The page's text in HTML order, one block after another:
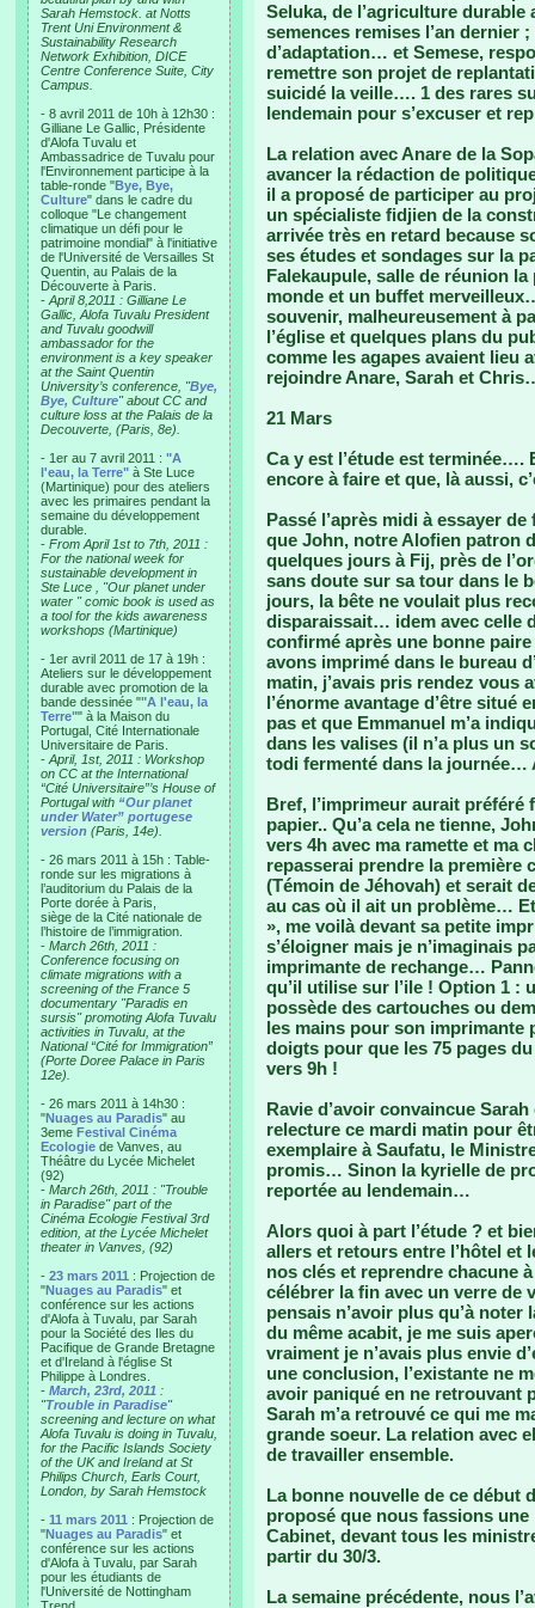
Sarah Hemstock. at Notts
Trent Uni Environment &
Sustainability Research
Network Exhibition, DICE
Centre Conference Suite, City
Campus.
- 8 avril 2011 de 10h à 12h30 :
Gilliane Le Gallic, Présidente
d'Alofa Tuvalu et
Ambassadrice de Tuvalu pour
l'Environnement participe à la
table-ronde "Bye, Bye,
Culture" dans le cadre du
colloque "Le changement
climatique un défi pour le
patrimoine mondial" à l'initiative
de l'Université de Versailles St
Quentin, au Palais de la
Découverte à Paris.
- April 8,2011 : Gilliane Le
Gallic, Alofa Tuvalu President
and Tuvalu goodwill
ambassador for the
environment is a key speaker
at the Saint Quentin
University’s conference, "Bye,
Bye, Culture" about CC and
culture loss at the Palais de la
Decouverte, (Paris, 8e).
- 1er au 7 avril 2011 : "A
l'eau, la Terre" à Ste Luce
(Martinique) pour des ateliers
avec les primaires pendant la
semaine du développement
durable.
- From April 1st to 7th, 2011 :
For the national week for
sustainable development in
Ste Luce , "Our planet under
water " comic book is used as
a tool for the kids awareness
workshops (Martinique)
- 1er avril 2011 de 17 à 19h :
Ateliers sur le développement
durable avec promotion de la
bande dessinée ""A l'eau, la
Terre"" à la Maison du
Portugal, Cité Internationale
Universitaire de Paris.
- April, 1st, 2011 : Workshop
on CC at the International
“Cité Universitaire”’s House of
Portugal with “Our planet
under Water” portugese
version (Paris, 14e).
- 26 mars 2011 à 15h : Table-
ronde sur les migrations à
l’auditorium du Palais de la
Porte dorée à Paris,
siège de la Cité nationale de
l’histoire de l’immigration.
- March 26th, 2011 :
Conference focusing on
climate migrations with a
screening of the France 5
documentary "Paradis en
sursis" promoting Alofa Tuvalu
activities in Tuvalu, at the
National “Cité for Immigration”
(Porte Doree Palace in Paris
12e).
- 26 mars 2011 à 14h30 :
"Nuages au Paradis" au
3eme Festival Cinéma
Ecologie de Vanves, au
Théâtre du Lycée Michelet
(92)
- March 26th, 2011 : "Trouble
in Paradise" part of the
Cinéma Ecologie Festival 3rd
edition, at the Lycée Michelet
theater in Vanves, (92)
- 23 mars 2011 : Projection de
"Nuages au Paradis" et
conférence sur les actions
d'Alofa à Tuvalu, par Sarah
pour la Société des Iles du
Pacifique de Grande Bretagne
et d'Ireland à l'église St
Philippe à Londres.
- March, 23rd, 2011 :
"Trouble in Paradise"
screening and lecture on what
Alofa Tuvalu is doing in Tuvalu,
for the Pacific Islands Society
of the UK and Ireland at St
Philips Church, Earls Court,
London, by Sarah Hemstock
- 11 mars 2011 : Projection de
"Nuages au Paradis" et
conférence sur les actions
d'Alofa à Tuvalu, par Sarah
pour les étudiants de
l'Université de Nottingham
Seluka, de l’agriculture
semences remises l’an dernier
d’adaptation… et Semese,
remettre son projet de
suicidé la veille…. 1 des rares
lendemain pour s’excuser et
La relation avec Anare de la
avancer la rédaction de
il a proposé de participer au
un spécialiste fidjien de la
arrivée très en retard because
ses études et sondages sur la
Falekaupule, salle de réunion
monde et un buffet
souvenir, malheureusement à
l’église et quelques plans du
comme les agapes avaient lieu
rejoindre Anare, Sarah et
21 Mars
Ca y est l’étude est
encore à faire et que, là aussi,
Passé l’après midi à essayer
que John, notre Alofien patron
quelques jours à Fij, près de
sans doute sur sa tour dans le
jours, la bête ne voulait plus
disparaissait… idem avec celle
confirmé après une bonne
avons imprimé dans le bureau
matin, j’avais pris rendez vous
l’énorme avantage d’être situé
pas et que Emmanuel m’a
dans les valises (il n’a plus un
todi fermenté dans la
Bref, l’imprimeur aurait préféré
papier.. Qu’a cela ne tienne,
vers 4h avec ma ramette et ma
repasserai prendre la première
(Témoin de Jéhovah) et serait
au cas où il ait un problème…
», me voilà devant sa petite
s’éloigner mais je n’imaginais
imprimante de rechange…
qu’il utilise sur l’ile ! Option 1 :
possède des cartouches ou
les mains pour son
doigts pour que les 75 pages
vers 9h !
Ravie d’avoir convaincue
relecture ce mardi matin pour
exemplaire à Saufatu, le
promis… Sinon la kyrielle de
reportée au lendemain…
Alors quoi à part l’étude ? et
allers et retours entre l’hôtel et
nos clés et reprendre chacune
célébrer la fin avec un verre de
pensais n’avoir plus qu’à
du même acabit, je me suis
vraiment je n’avais plus envie
une conclusion, l’existante ne
avoir paniqué en ne retrouvant
Sarah m’a retrouvé ce qui me
grande soeur. La relation avec
de travailler ensemble.
La bonne nouvelle de ce début
proposé que nous fassions
Cabinet, devant tous les
partir du 30/3.
La semaine précédente, nous